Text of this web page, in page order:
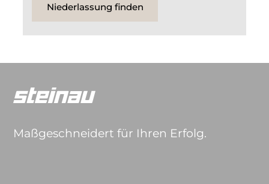
Niederlassung finden
Maßgeschneidert für Ihren Erfolg.